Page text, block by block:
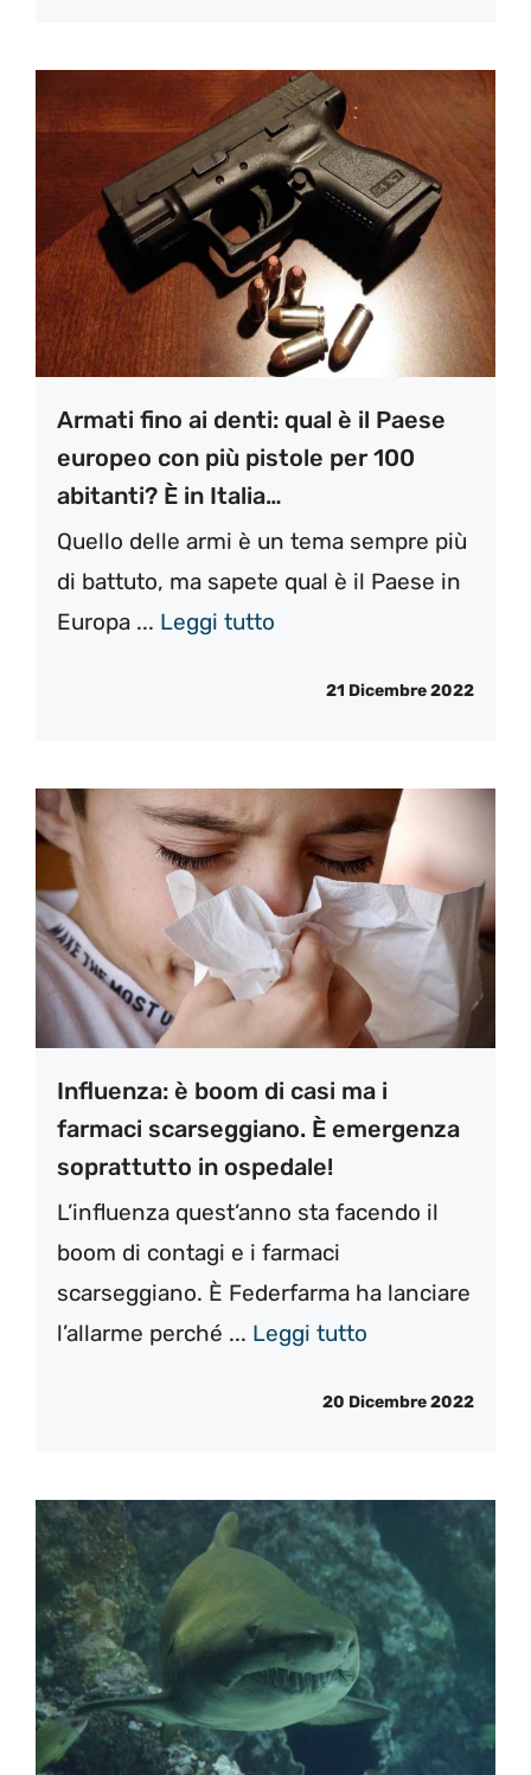
Armati fino ai denti: qual è il Paese
europeo con più pistole per 100
abitanti? È in Italia…
Quello delle armi è un tema sempre più
di battuto, ma sapete qual è il Paese in
Europa ... Leggi tutto
21 Dicembre 2022
Influenza: è boom di casi ma i
farmaci scarseggiano. È emergenza
soprattutto in ospedale!
L’influenza quest’anno sta facendo il
boom di contagi e i farmaci
scarseggiano. È Federfarma ha lanciare
l’allarme perché ... Leggi tutto
20 Dicembre 2022